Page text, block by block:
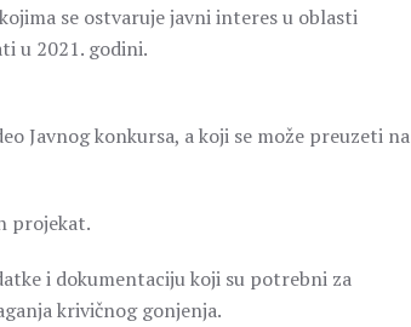
se ostvaruje javni interes u oblasti
u 2021. godini.
Javnog konkursa, a koji se može preuzeti na
projekat.
i dokumentaciju koji su potrebni za
krivičnog gonjenja.